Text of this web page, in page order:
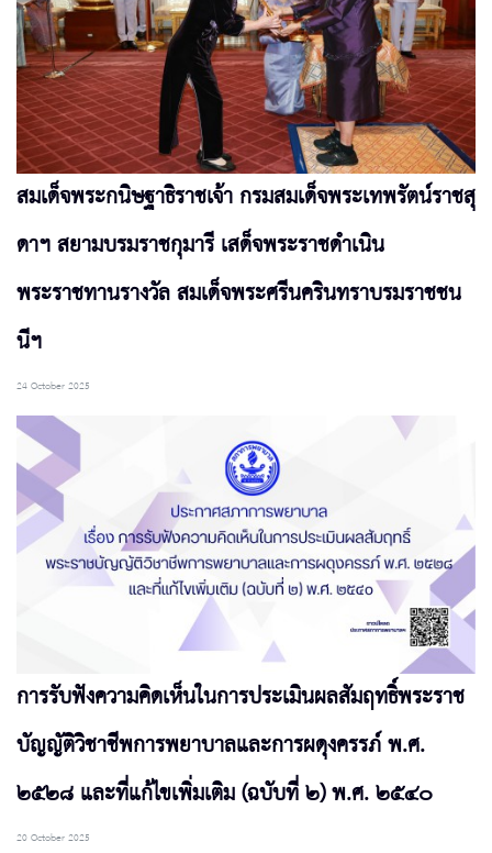
สมเด็จพระกนิษฐาธิราชเจ้า กรมสมเด็จพระเทพรัตน์ราชสุ
ดาฯ สยามบรมราชกุมารี เสด็จพระราชดำเนิน
พระราชทานรางวัล สมเด็จพระศรีนครินทราบรมราชชน
นีฯ
24 October 2025
การรับฟังความคิดเห็นในการประเมินผลสัมฤทธิ์พระราช
บัญญัติวิชาชีพการพยาบาลและการผดุงครรภ์ พ.ศ.
๒๕๒๘ และที่แก้ไขเพิ่มเติม (ฉบับที่ ๒) พ.ศ. ๒๕๔๐
20 October 2025